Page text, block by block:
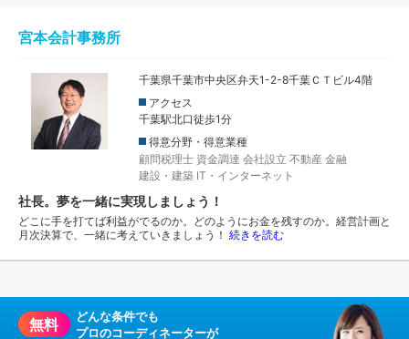
宮本会計事務所
千葉県千葉市中央区弁天1-2-8千葉ＣＴビル4階
アクセス
千葉駅北口徒歩1分
得意分野・得意業種
顧問税理士 資金調達 会社設立 不動産 金融
建設・建築 IT・インターネット
社長。夢を一緒に実現しましょう！
どこに手を打てば利益がでるのか。どのようにお金を残すのか。経営計画と
月次決算で、一緒に考えていきましょう！ 続きを読む
無料
どんな条件でも
プロのコーディネーターが